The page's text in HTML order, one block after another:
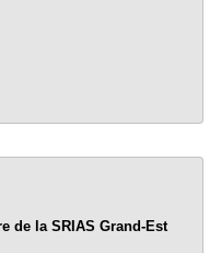
de la SRIAS Grand-Est